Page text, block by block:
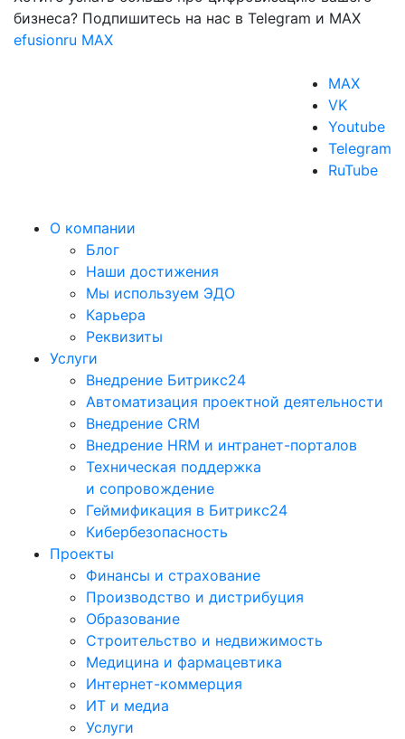
бизнеса? Подпишитесь на нас в Telegram и MAX
efusionru MAX
MAX
VK
Youtube
Telegram
RuTube
О компании
Блог
Наши достижения
Мы используем ЭДО
Карьера
Реквизиты
Услуги
Внедрение Битрикс24
Автоматизация проектной деятельности
Внедрение CRM
Внедрение HRM и интранет-порталов
Техническая поддержка
и сопровождение
Геймификация в Битрикс24
Кибербезопасность
Проекты
Финансы и страхование
Производство и дистрибуция
Образование
Строительство и недвижимость
Медицина и фармацевтика
Интернет-коммерция
ИТ и медиа
Услуги